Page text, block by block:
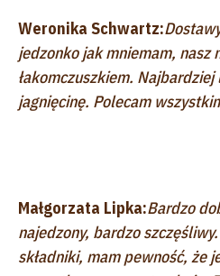
Weronika Schwartz:
jedzonko jak mniemam, nasz
łakomczuszkiem. Najbardziej
jagnięcinę. Polecam
Małgorzata Lipka:Bardzo
najedzony, bardzo
składniki, mam pewność, że